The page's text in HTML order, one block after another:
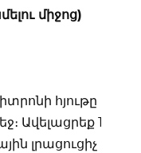
միջոց)
հյութը
Ավելացրեք 1
լրացուցիչ